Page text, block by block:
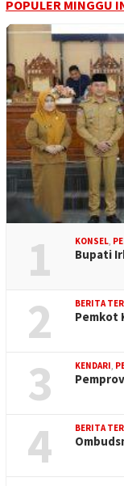
POPULER MINGGU
1 KONSEL,
Bupati
2 BERITA
Pemkot
3 KENDARI,
4 BERITA